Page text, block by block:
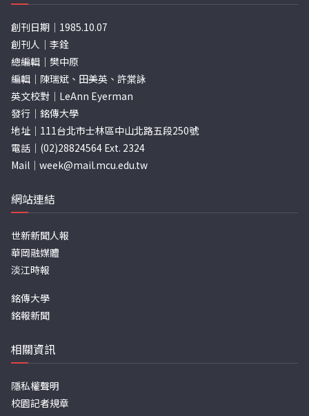
創刊日期｜1985.10.07
創刊人｜李銓
總編輯｜樊中原
編輯｜陳瑞斌、田美英、許棠詠
英文校對｜LeAnn Eyerman
發行｜銘傳大學
地址｜111台北市士林區中山北路五段250號
電話｜(02)28824564 Ext. 2324
Mail｜ week@mail.mcu.edu.tw
網站連結
世新新聞人報
華岡融媒體
淡江時報
銘傳大學
銘報新聞
相關資訊
隱私權聲明
校園記者規章